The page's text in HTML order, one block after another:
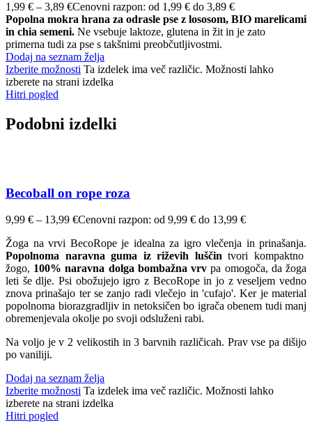
1,99 € – 3,89 €Cenovni razpon: od 1,99 € do 3,89 €
Popolna mokra hrana za odrasle pse z lososom, BIO marelicami
in chia semeni. Ne vsebuje laktoze, glutena in žit in je zato
primerna tudi za pse s takšnimi preobčutljivostmi.
Dodaj na seznam želja
Izberite možnosti Ta izdelek ima več različic. Možnosti lahko
izberete na strani izdelka
Hitri pogled
Podobni izdelki
Becoball on rope roza
9,99 € – 13,99 €Cenovni razpon: od 9,99 € do 13,99 €
Žoga na vrvi BecoRope je idealna za igro vlečenja in prinašanja.
Popolnoma naravna guma iz riževih luščintvori kompaktno
žogo, 100% naravna dolga bombažna vrv pa omogoča, da žoga
leti še dlje. Psi obožujejo igro z BecoRope in jo z veseljem vedno
znova prinašajo ter se zanjo radi vlečejo in 'cufajo'. Ker je material
popolnoma biorazgradljiv in netoksičen bo igrača obenem tudi manj
obremenjevala okolje po svoji odsluženi rabi.
Na voljo je v 2 velikostih in 3 barvnih različicah. Prav vse pa dišijo
po vaniliji.
Dodaj na seznam želja
Izberite možnosti Ta izdelek ima več različic. Možnosti lahko
izberete na strani izdelka
Hitri pogled